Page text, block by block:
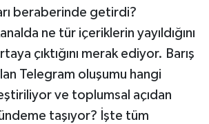
beraberinde getirdi?
ne tür içeriklerin yayıldığını
çıktığını merak ediyor. Barış
Telegram oluşumu hangi
ve toplumsal açıdan
taşıyor? İşte tüm